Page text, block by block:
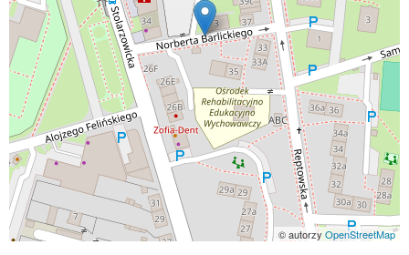
© autorzy OpenStreetMap